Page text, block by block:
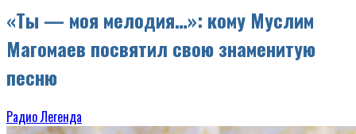
«Ты — моя мелодия…»: кому Муслим
Магомаев посвятил свою знаменитую
песню
Радио Легенда